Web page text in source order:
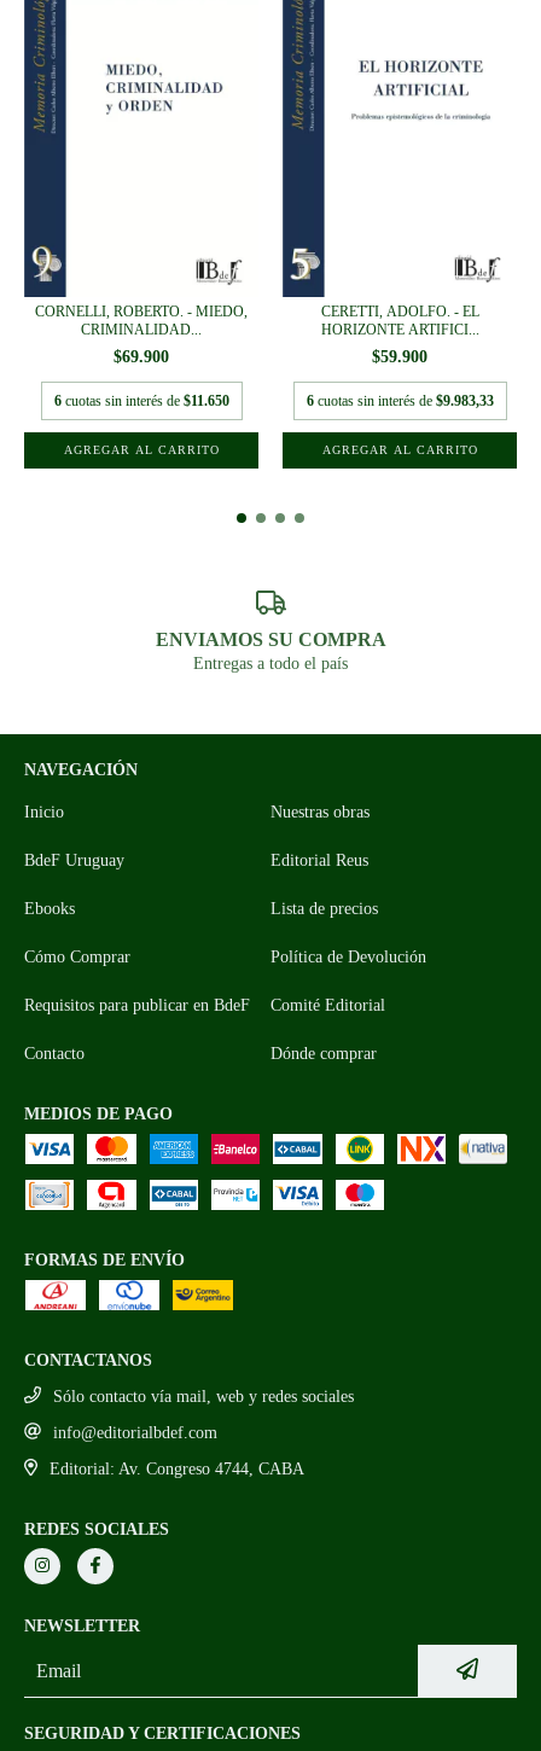
CORNELLI, ROBERTO. - MIEDO,
CRIMINALIDAD...
$69.900
6 cuotas sin interés de $11.650
CERETTI, ADOLFO. - EL
HORIZONTE ARTIFICI...
$59.900
6 cuotas sin interés de $9.983,33
ENVIAMOS SU COMPRA
Entregas a todo el país
NAVEGACIÓN
Inicio Nuestras obras
BdeF Uruguay Editorial Reus
Ebooks Lista de precios
Cómo Comprar Política de Devolución
Requisitos para publicar en BdeF Comité Editorial
Contacto Dónde comprar
MEDIOS DE PAGO
FORMAS DE ENVÍO
CONTACTANOS
Sólo contacto vía mail, web y redes sociales
info@editorialbdef.com
Editorial: Av. Congreso 4744, CABA
REDES SOCIALES
NEWSLETTER
SEGURIDAD Y CERTIFICACIONES